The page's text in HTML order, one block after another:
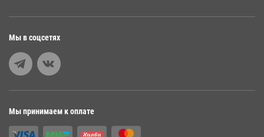
Мы в соцсетях
Мы принимаем к оплате